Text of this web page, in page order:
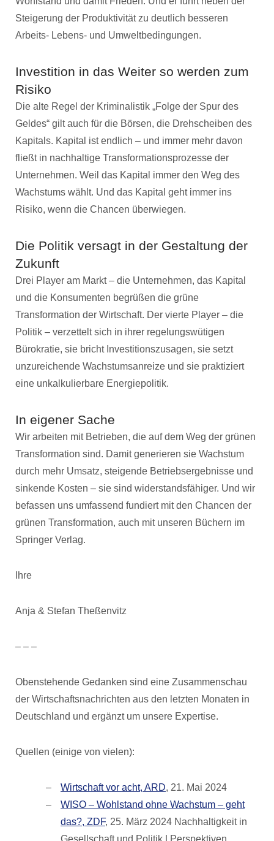
Steigerung der Produktivität zu deutlich besseren
Arbeits- Lebens- und Umweltbedingungen.
Investition in das Weiter so werden zum
Risiko
Die alte Regel der Kriminalistik „Folge der Spur des
Geldes“ gilt auch für die Börsen, die Drehscheiben des
Kapitals. Kapital ist endlich – und immer mehr davon
fließt in nachhaltige Transformationsprozesse der
Unternehmen. Weil das Kapital immer den Weg des
Wachstums wählt. Und das Kapital geht immer ins
Risiko, wenn die Chancen überwiegen.
Die Politik versagt in der Gestaltung der
Zukunft
Drei Player am Markt – die Unternehmen, das Kapital
und die Konsumenten begrüßen die grüne
Transformation der Wirtschaft. Der vierte Player – die
Politik – verzettelt sich in ihrer regelungswütigen
Bürokratie, sie bricht Investitionszusagen, sie setzt
unzureichende Wachstumsanreize und sie praktiziert
eine unkalkulierbare Energiepolitik.
In eigener Sache
Wir arbeiten mit Betrieben, die auf dem Weg der grünen
Transformation sind. Damit generieren sie Wachstum
durch mehr Umsatz, steigende Betriebsergebnisse und
sinkende Kosten – sie sind widerstandsfähiger. Und wir
befassen uns umfassend fundiert mit den Chancen der
grünen Transformation, auch mit unseren Büchern im
Springer Verlag.
Ihre
Anja & Stefan Theßenvitz
– – –
Obenstehende Gedanken sind eine Zusammenschau
der Wirtschaftsnachrichten aus den letzten Monaten in
Deutschland und ergänzt um unsere Expertise.
Quellen (einige von vielen):
Wirtschaft vor acht, ARD, 21. Mai 2024
WISO – Wohlstand ohne Wachstum – geht
das?, ZDF, 25. März 2024 Nachhaltigkeit in
Gesellschaft und Politik | Perspektiven,